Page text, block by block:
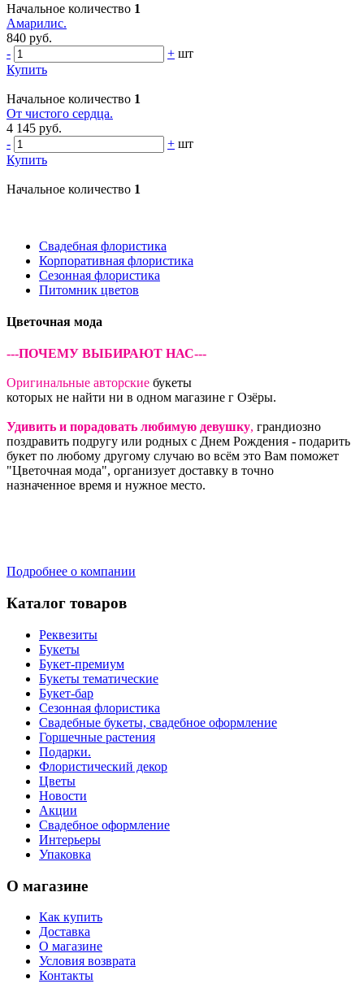
Начальное количество 1
Амарилис.
840 руб.
-
+ шт
Купить
Начальное количество 1
От чистого сердца.
4 145 руб.
-
+ шт
Купить
Начальное количество 1
Свадебная флористика
Корпоративная флористика
Сезонная флористика
Питомник цветов
Цветочная мода
---ПОЧЕМУ ВЫБИРАЮТ НАС---
Оригинальные авторские букеты
которых не найти ни в одном магазине г Озёры.
Удивить и порадовать любимую девушку, грандиозно
поздравить подругу или родных с Днем Рождения - подарить
букет по любому другому случаю во всём это Вам поможет
"Цветочная мода", организует доставку в точно
назначенное время и нужное место.
Подробнее о компании
Каталог товаров
Реквезиты
Букеты
Букет-премиум
Букеты тематические
Букет-бар
Сезонная флористика
Свадебные букеты, свадебное оформление
Горшечные растения
Подарки.
Флористический декор
Цветы
Новости
Акции
Свадебное оформление
Интерьеры
Упаковка
О магазине
Как купить
Доставка
О магазине
Условия возврата
Контакты